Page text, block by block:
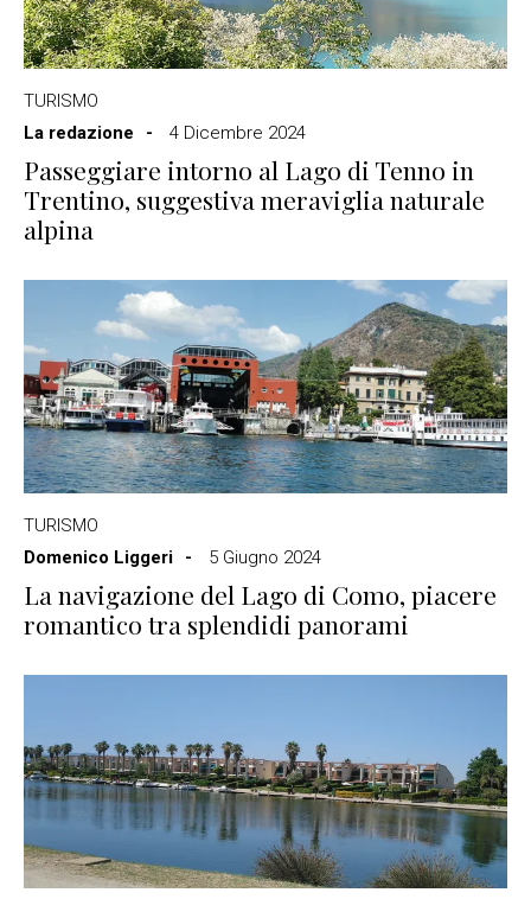
TURISMO
La redazione
4 Dicembre 2024
Passeggiare intorno al Lago di Tenno in
Trentino, suggestiva meraviglia naturale
alpina
TURISMO
Domenico Liggeri
5 Giugno 2024
La navigazione del Lago di Como, piacere
romantico tra splendidi panorami